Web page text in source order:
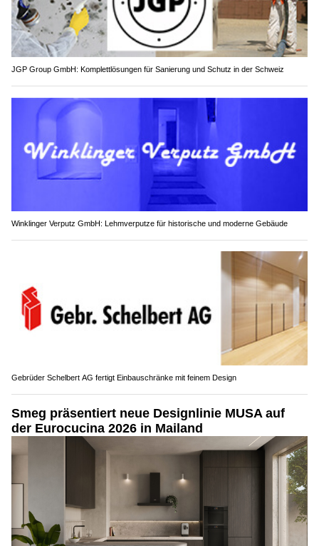
JGP Group GmbH: Komplettlösungen für Sanierung und Schutz in der Schweiz
Winklinger Verputz GmbH: Lehmverputze für historische und moderne Gebäude
Gebrüder Schelbert AG fertigt Einbauschränke mit feinem Design
Smeg präsentiert neue Designlinie MUSA auf
der Eurocucina 2026 in Mailand